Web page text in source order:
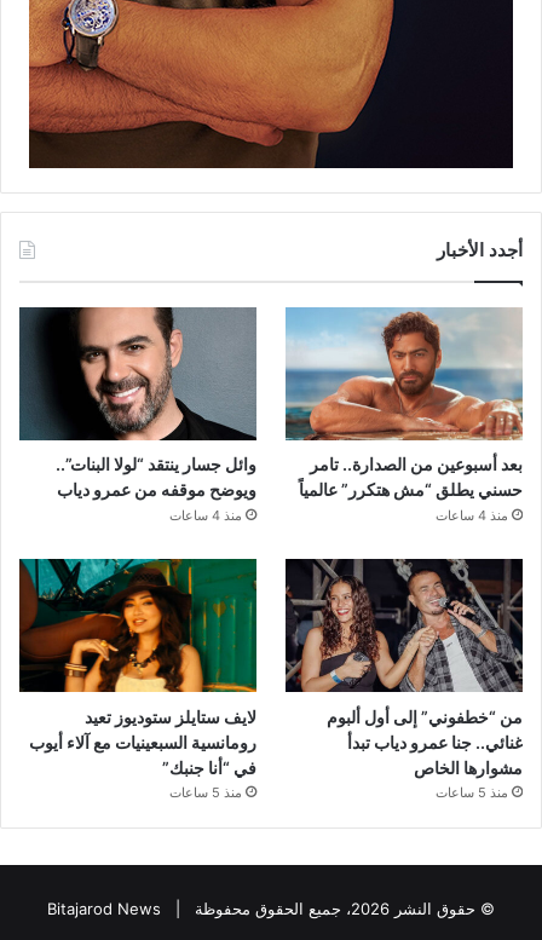
أجدد الأخبار
بعد أسبوعين من الصدارة.. تامر
حسني يطلق “مش هتكرر” عالمياً
منذ 4 ساعات
وائل جسار ينتقد “لولا البنات”..
ويوضح موقفه من عمرو دياب
منذ 4 ساعات
من “خطفوني” إلى أول ألبوم
غنائي.. جنا عمرو دياب تبدأ
مشوارها الخاص
منذ 5 ساعات
لايف ستايلز ستوديوز تعيد
رومانسية السبعينيات مع آلاء أيوب
في “أنا جنبك”
منذ 5 ساعات
© حقوق النشر 2026، جميع الحقوق محفوظة | Bitajarod News